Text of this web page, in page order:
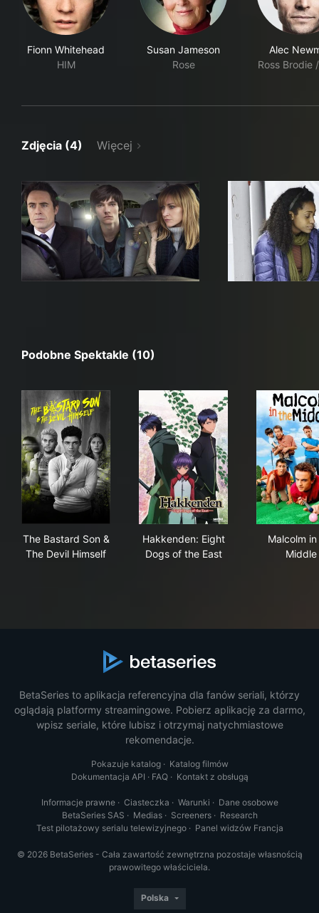
Fionn Whitehead
HIM
Susan Jameson
Rose
Alec
Ross Brodie
Zdjęcia (4) Więcej
Podobne Spektakle (10)
The Bastard Son &
The Devil Himself
Hakkenden: Eight
Dogs of the East
Malcolm
Middle
BetaSeries to aplikacja referencyjna dla fanów seriali, którzy
oglądają platformy streamingowe. Pobierz aplikację za darmo,
wpisz seriale, które lubisz i otrzymaj natychmiastowe
rekomendacje.
Pokazuje katalog· Katalog filmów
Dokumentacja API · FAQ· Kontakt z obsługą
Informacje prawne· Ciasteczka · Warunki · Dane osobowe
BetaSeries SAS · Medias· Screeners· Research
Test pilotażowy serialu telewizyjnego· Panel widzów Francja
© 2026 BetaSeries - Cała zawartość zewnętrzna pozostaje własnością
prawowitego właściciela.
Polska